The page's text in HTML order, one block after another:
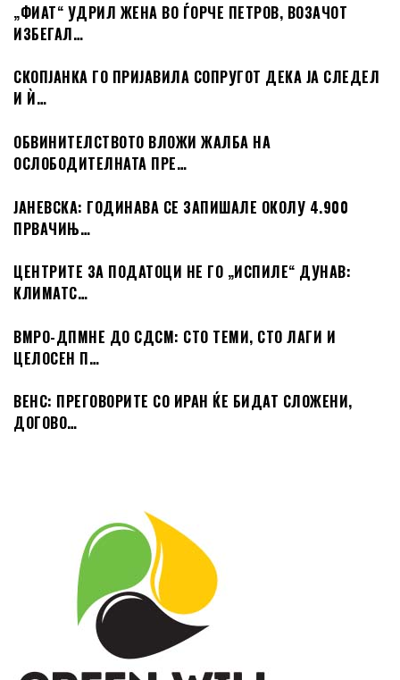
„ФИАТ“ УДРИЛ ЖЕНА ВО ЃОРЧЕ ПЕТРОВ, ВОЗАЧОТ
ИЗБЕГАЛ…
СКОПЈАНКА ГО ПРИЈАВИЛА СОПРУГОТ ДЕКА ЈА СЛЕДЕЛ
И Ѝ…
ОБВИНИТЕЛСТВОТО ВЛОЖИ ЖАЛБА НА
ОСЛОБОДИТЕЛНАТА ПРЕ…
ЈАНЕВСКА: ГОДИНАВА СЕ ЗАПИШАЛЕ ОКОЛУ 4.900
ПРВАЧИЊ…
ЦЕНТРИТЕ ЗА ПОДАТОЦИ НЕ ГО „ИСПИЛЕ“ ДУНАВ:
КЛИМАТС…
ВМРО-ДПМНЕ ДО СДСМ: СТО ТЕМИ, СТО ЛАГИ И
ЦЕЛОСЕН П…
ВЕНС: ПРЕГОВОРИТЕ СО ИРАН ЌЕ БИДАТ СЛОЖЕНИ,
ДОГОВО…